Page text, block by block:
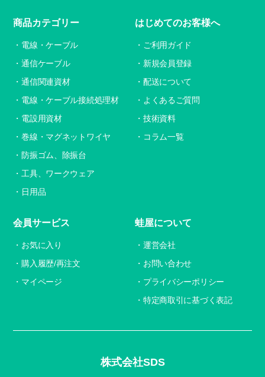
株式会社SDS
商品カテゴリー
電線・ケーブル
通信ケーブル
通信関連資材
電線・ケーブル接続処理材
電設用資材
巻線・マグネットワイヤ
防振ゴム、除振台
工具、ワークウェア
日用品
はじめてのお客様へ
ご利用ガイド
新規会員登録
配送について
よくあるご質問
技術資料
コラム一覧
会員サービス
お気に入り
購入履歴/再注文
マイページ
蛙屋について
運営会社
お問い合わせ
プライバシーポリシー
特定商取引に基づく表記